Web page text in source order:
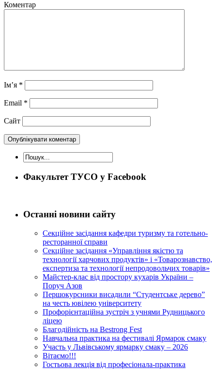
Коментар
Ім’я *
Email *
Сайт
Факультет ТУСО у Facebook
Останні новини сайту
Секційне засідання кафедри туризму та готельно-
ресторанної справи
Секційне засідання «Управління якістю та
технології харчових продуктів» і «Товарознавство,
експертиза та технології непродовольчих товарів»
Майстер-клас від простору кухарів України –
Поруч Азов
Першокурсники висадили “Студентське дерево”
на честь ювілею університету
Профорієнтаційна зустріч з учнями Рудницького
ліцею
Благодійність на Bestrong Fest
Навчальна практика на фестивалі Ярмарок смаку
Участь у Львівському ярмарку смаку – 2026
Вітаємо!!!
Гостьова лекція від професіонала-практика